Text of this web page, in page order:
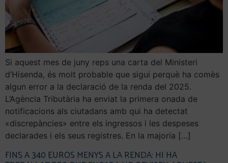
Si aquest mes de juny reps una carta del Ministeri
d’Hisenda, és molt probable que sigui perquè ha comès
algun error a la declaració de la renda del 2025.
L’Agència Tributària ha enviat la primera onada de
notificacions als ciutadans amb qui ha detectat
«discrepàncies» entre els ingressos i les despeses
declarades i els seus registres. En la majoria […]
FINS A 340 EUROS MENYS A LA RENDA: HI HA